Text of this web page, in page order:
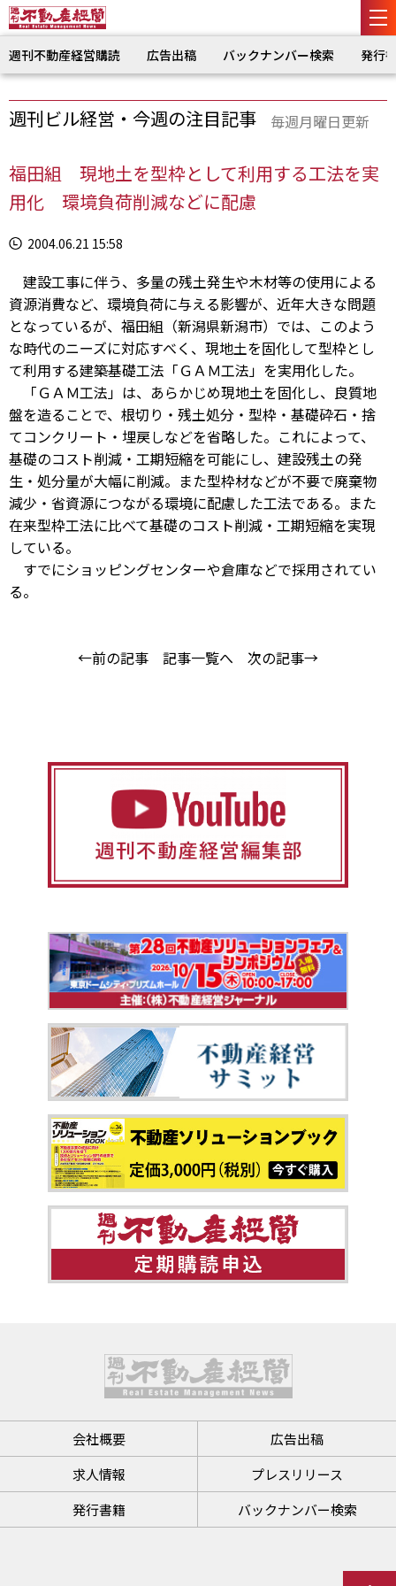
週刊不動産経営購読 広告出稿 バックナンバー検索 発行
週刊ビル経営・今週の注目記事 毎週月曜日更新
福田組 現地土を型枠として利用する工法を実
用化 環境負荷削減などに配慮
2004.06.21 15:58
建設工事に伴う、多量の残土発生や木材等の使用による
資源消費など、環境負荷に与える影響が、近年大きな問題
となっているが、福田組（新潟県新潟市）では、このよう
な時代のニーズに対応すべく、現地土を固化して型枠とし
て利用する建築基礎工法「ＧＡＭ工法」を実用化した。
「ＧＡＭ工法」は、あらかじめ現地土を固化し、良質地
盤を造ることで、根切り・残土処分・型枠・基礎砕石・捨
てコンクリート・埋戻しなどを省略した。これによって、
基礎のコスト削減・工期短縮を可能にし、建設残土の発
生・処分量が大幅に削減。また型枠材などが不要で廃棄物
減少・省資源につながる環境に配慮した工法である。また
在来型枠工法に比べて基礎のコスト削減・工期短縮を実現
している。
すでにショッピングセンターや倉庫などで採用されてい
る。
←前の記事 記事一覧へ 次の記事→
会社概要
広告出稿
求人情報
プレスリリース
発行書籍
バックナンバー検索